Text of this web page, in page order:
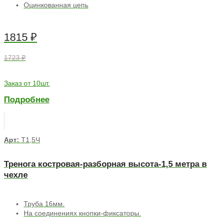
Оцинкованная цепь
1815 ₽
1723 ₽
Заказ от 10шт.
Подробнее
Арт: Т1,5Ч
Тренога костровая-разборная высота-1,5 метра в
чехле
Труба 16мм.
На соединениях кнопки-фиксаторы.